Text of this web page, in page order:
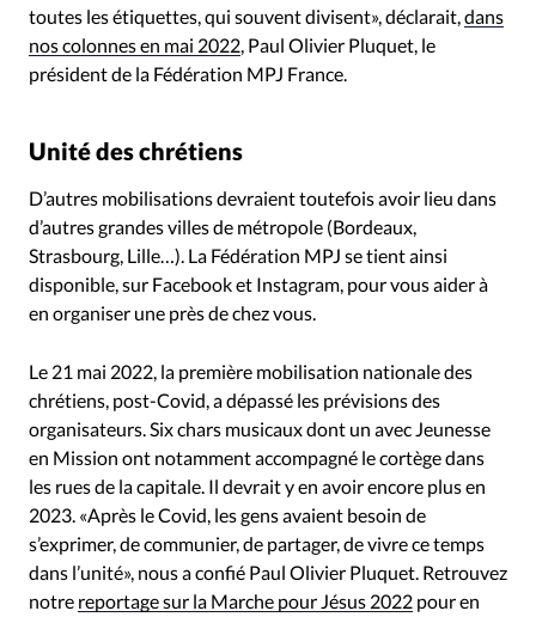
toutes les étiquettes, qui souvent divisent», déclarait,dans
nos colonnes en mai 2022, Paul Olivier Pluquet, le
président de la Fédération MPJ France.
Unité des chrétiens
D’autres mobilisations devraient toutefois avoir lieu dans
d’autres grandes villes de métropole (Bordeaux,
Strasbourg, Lille…). La Fédération MPJ se tient ainsi
disponible, sur Facebook et Instagram, pour vous aider à
en organiser une près de chez vous.
Le 21 mai 2022, la première mobilisation nationale des
chrétiens, post-Covid, a dépassé les prévisions des
organisateurs. Six chars musicaux dont un avec Jeunesse
en Mission ont notamment accompagné le cortège dans
les rues de la capitale. Il devrait y en avoir encore plus en
2023. «Après le Covid, les gens avaient besoin de
s’exprimer, de communier, de partager, de vivre ce temps
dans l’unité», nous a confié Paul Olivier Pluquet. Retrouvez
notre reportage sur la Marche pour Jésus 2022 pour en